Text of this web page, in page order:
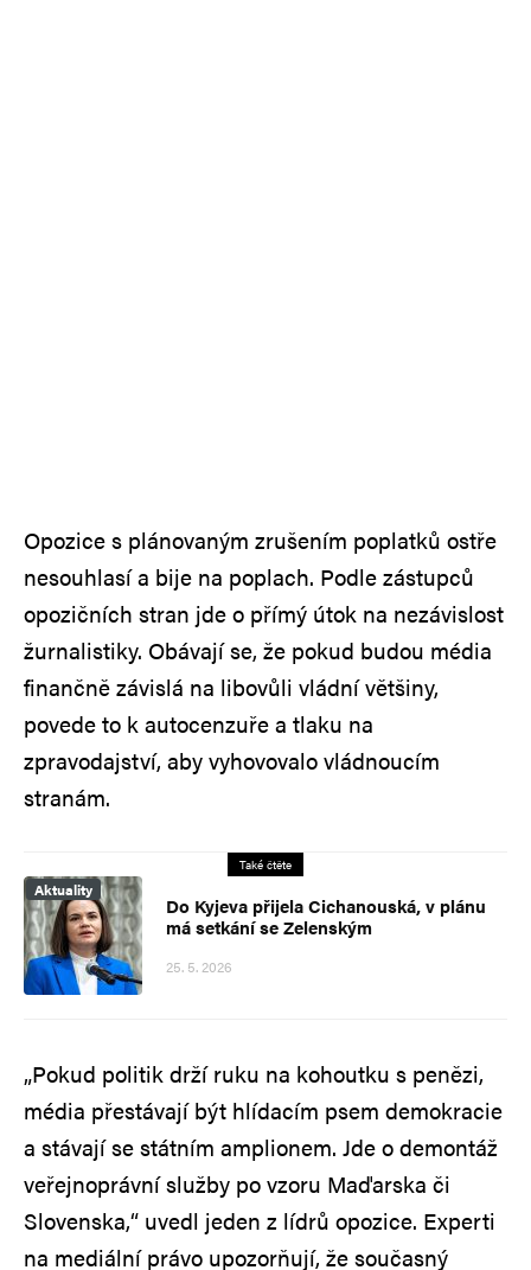
Opozice s plánovaným zrušením poplatků ostře
nesouhlasí a bije na poplach. Podle zástupců
opozičních stran jde o přímý útok na nezávislost
žurnalistiky. Obávají se, že pokud budou média
finančně závislá na libovůli vládní většiny,
povede to k autocenzuře a tlaku na
zpravodajství, aby vyhovovalo vládnoucím
stranám.
Také čtěte
Aktuality
Do Kyjeva přijela Cichanouská, v plánu
má setkání se Zelenským
25. 5. 2026
„Pokud politik drží ruku na kohoutku s penězi,
média přestávají být hlídacím psem demokracie
a stávají se státním amplionem. Jde o demontáž
veřejnoprávní služby po vzoru Maďarska či
Slovenska,“ uvedl jeden z lídrů opozice. Experti
na mediální právo upozorňují, že současný